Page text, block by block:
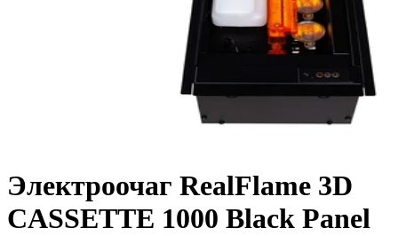
Электроочаг RealFlame 3D
CASSETTE 1000 Black Panel